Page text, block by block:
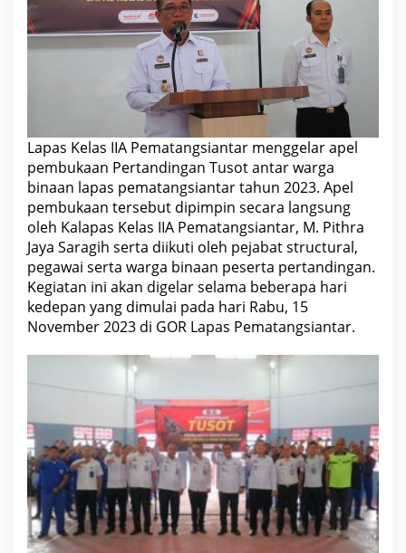
r
t
a
n
n
g
a
T
u
s
o
t
A
n
t
a
r
W
a
r
g
a
i
n
a
n
L
a
p
a
P
e
m
a
Lapas Kelas IIA Pematangsiantar menggelar apel
pembukaan Pertandingan Tusot antar warga
binaan lapas pematangsiantar tahun 2023. Apel
pembukaan tersebut dipimpin secara langsung
oleh Kalapas Kelas IIA Pematangsiantar, M. Pithra
Jaya Saragih serta diikuti oleh pejabat structural,
pegawai serta warga binaan peserta pertandingan.
Kegiatan ini akan digelar selama beberapa hari
kedepan yang dimulai pada hari Rabu, 15
November 2023 di GOR Lapas Pematangsiantar.